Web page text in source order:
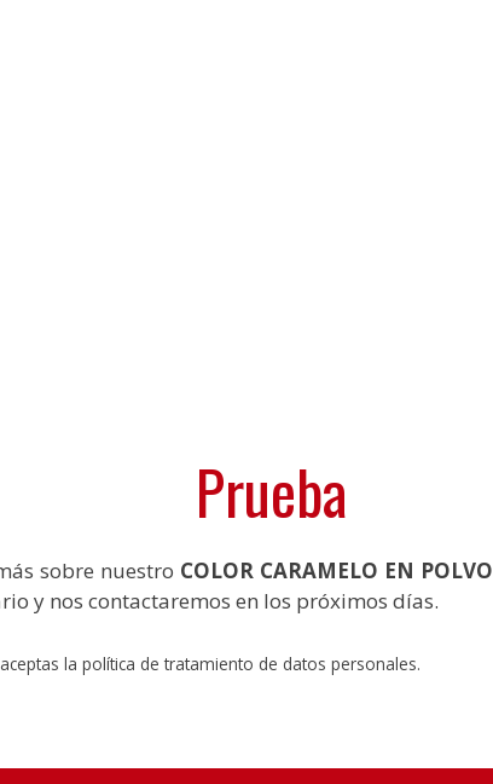
Prueba
sobre nuestro COLOR CARAMELO EN POLVO
y nos contactaremos en los próximos días.
la política de tratamiento de datos personales.